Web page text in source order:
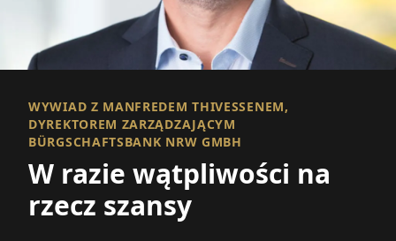
WYWIAD Z MANFREDEM THIVESSENEM,
DYREKTOREM ZARZĄDZAJĄCYM
BÜRGSCHAFTSBANK NRW GMBH
W razie wątpliwości na
rzecz szansy